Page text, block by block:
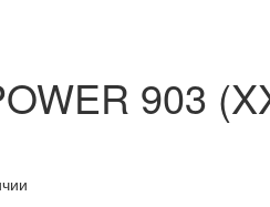
903